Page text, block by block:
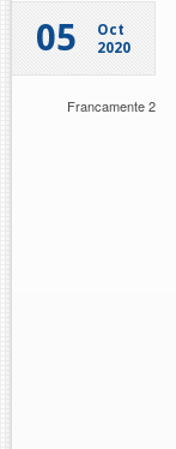
05
Oct
2020
Francamente 2